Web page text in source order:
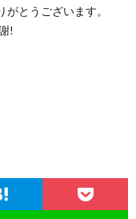
がとうございます。
!